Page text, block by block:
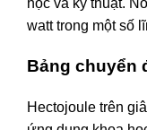
watt trong một số
Bảng chuyển
Hectojoule trên